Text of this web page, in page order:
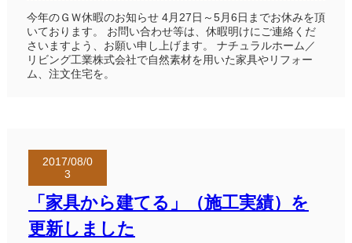
今年のＧＷ休暇のお知らせ 4月27日～5月6日までお休みを頂
いております。 お問い合わせ等は、休暇明けにご連絡くだ
さいますよう、お願い申し上げます。 ナチュラルホーム／
リビング工業株式会社で自然素材を用いた家具やリフォー
ム、注文住宅を。
2017/08/0
3
「家具から建てる」（施工実績）を
更新しました